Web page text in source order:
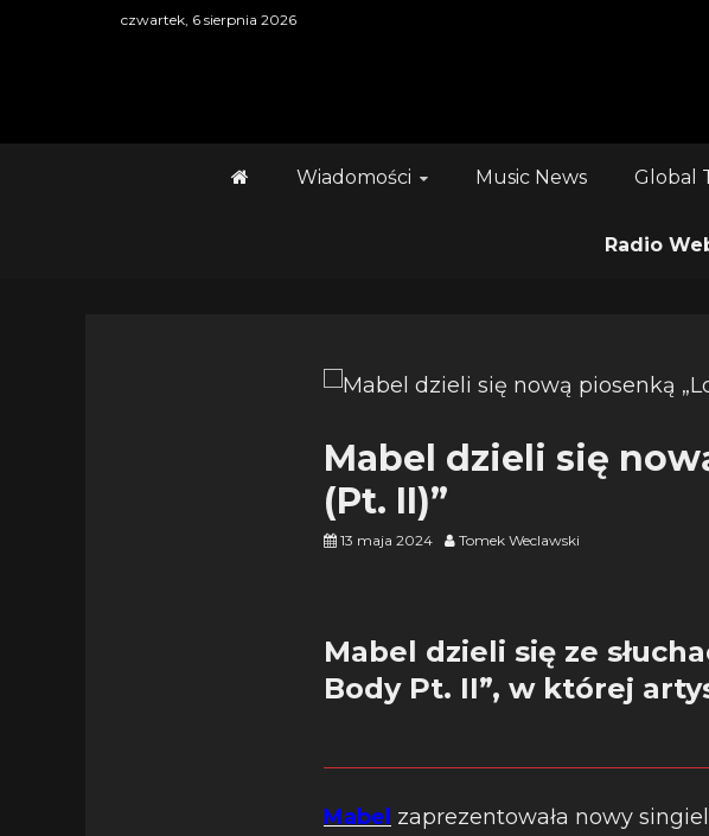
czwartek, 6 sierpnia 2026
Wiadomości Music News Global
Radio
Mabel dzieli się
(Pt. II)”
13 maja 2024 Tomek Weclawski
Mabel dzieli się ze
Body Pt. II”, w której
Mabel zaprezentowała nowy